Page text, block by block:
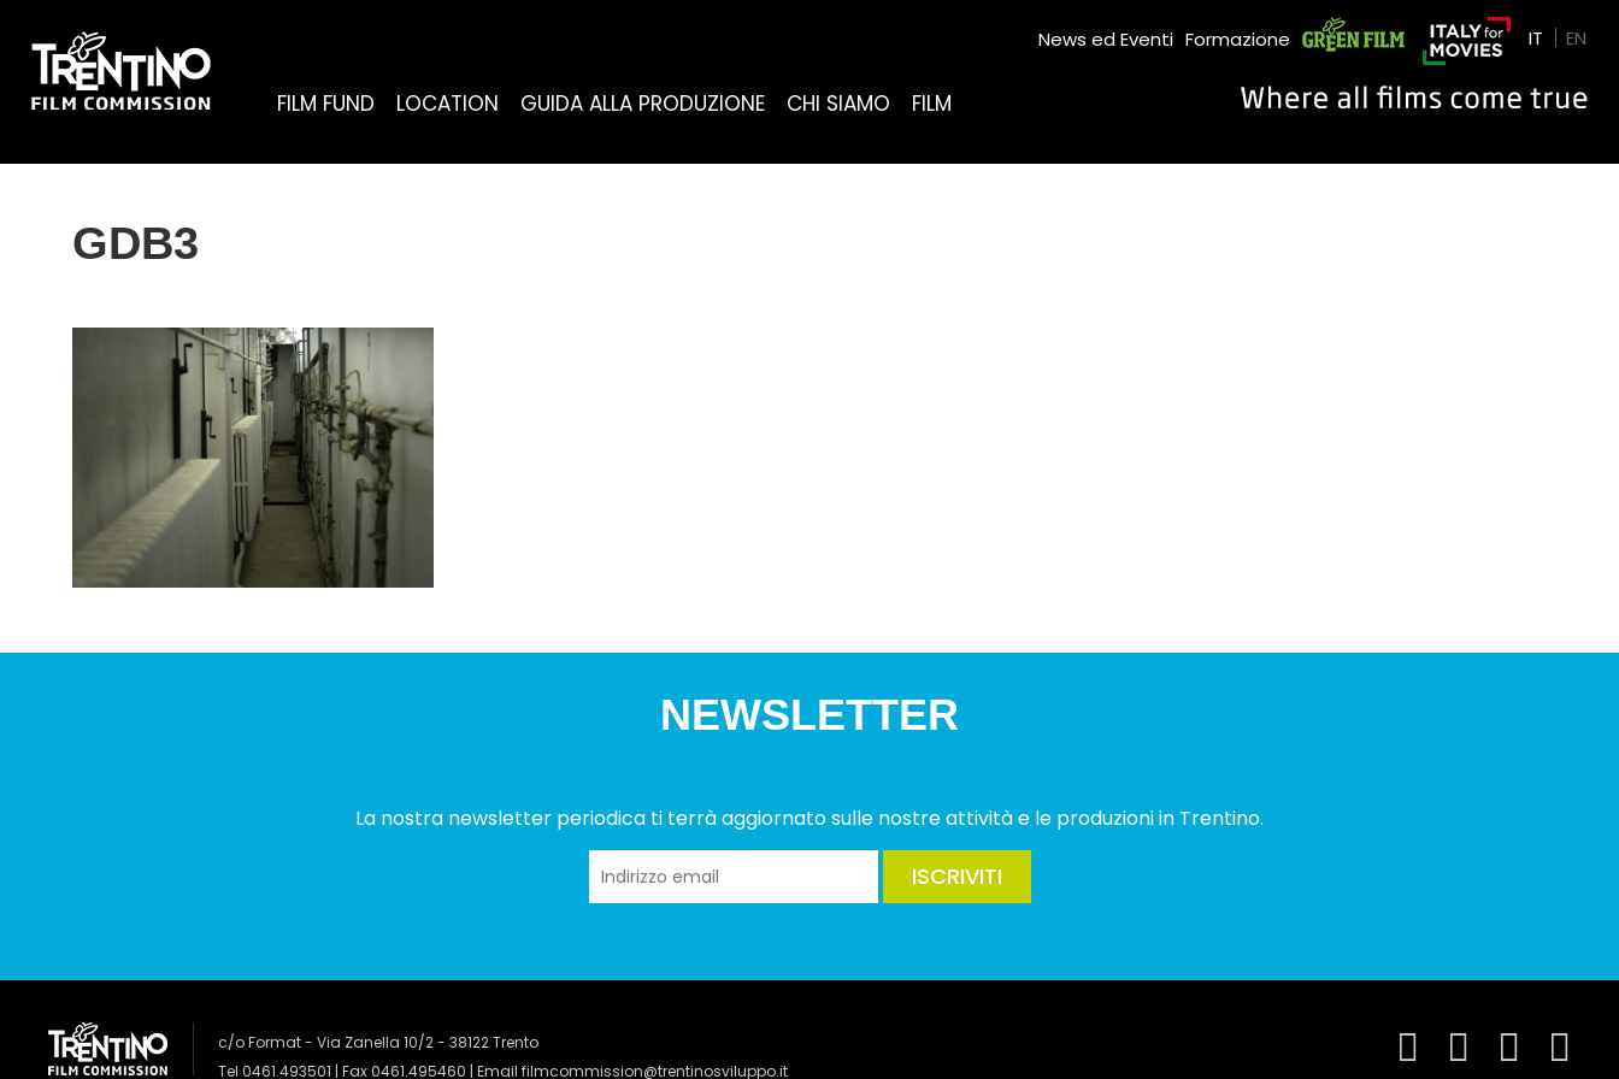
FILM FUND LOCATION GUIDA ALLA PRODUZIONE CHI SIAMO FILM
News ed Eventi Formazione Green Film IT EN
GDB3
NEWSLETTER
La nostra newsletter periodica ti terrà aggiornato sulle nostre attività e le produzioni in Trentino.
ISCRIVITI
c/o Format - Via Zanella 10/2 - 38122 Trento
Tel 0461.493501 | Fax 0461.495460 | Email filmcommission@trentinosviluppo.it